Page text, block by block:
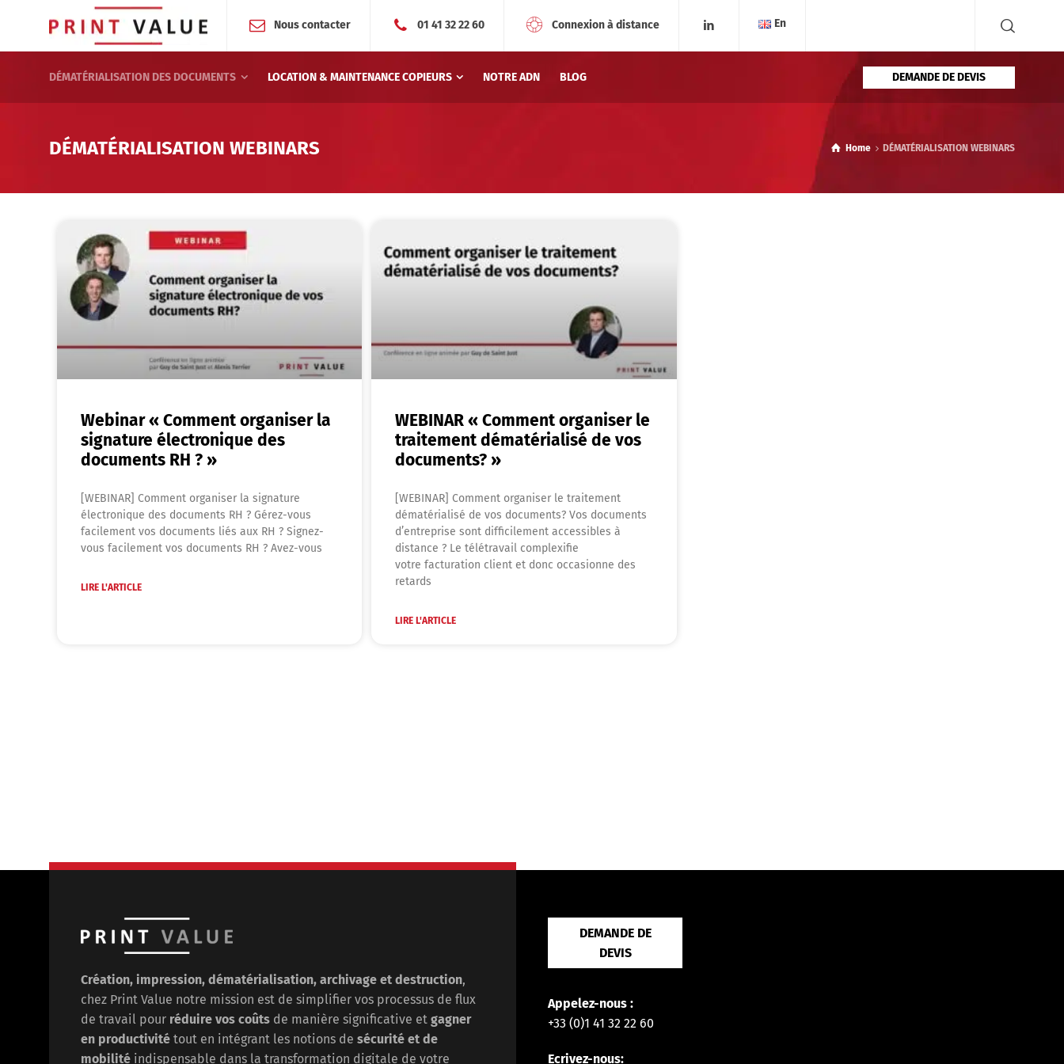
Nous contacter 01 41 32 22 60 Connexion à distance En
DÉMATÉRIALISATION DES DOCUMENTS LOCATION & MAINTENANCE COPIEURS NOTRE ADN BLOG DEMANDE DE DEVIS
DÉMATÉRIALISATION WEBINARS Home DÉMATÉRIALISATION WEBINARS
Webinar « Comment organiser la
signature électronique des
documents RH ? »
[WEBINAR] Comment organiser la signature
électronique des documents RH ? Gérez-vous
facilement vos documents liés aux RH ? Signez-
vous facilement vos documents RH ? Avez-vous
LIRE L'ARTICLE
WEBINAR « Comment organiser le
traitement dématérialisé de vos
documents? »
[WEBINAR] Comment organiser le traitement
dématérialisé de vos documents? Vos documents
d’entreprise sont difficilement accessibles à
distance ? Le télétravail complexifie
votre facturation client et donc occasionne des
retards
LIRE L'ARTICLE
Création, impression, dématérialisation, archivage et destruction,
chez Print Value notre mission est de simplifier vos processus de flux
de travail pour réduire vos coûts de manière significative et gagner
en productivité tout en intégrant les notions de sécurité et de
mobilité indispensable dans la transformation digitale de votre
DEMANDE DE
DEVIS
Appelez-nous :
+33 (0)1 41 32 22 60
Ecrivez-nous: